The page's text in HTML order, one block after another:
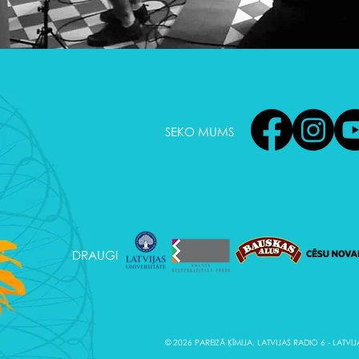
SEKO MUMS
DRAUGI
© 2026 PAREIZĀ ĶĪMIJA, LATVIJAS RADIO 6 -